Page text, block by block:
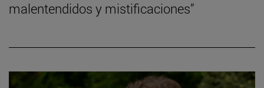
malentendidos y mistificaciones”